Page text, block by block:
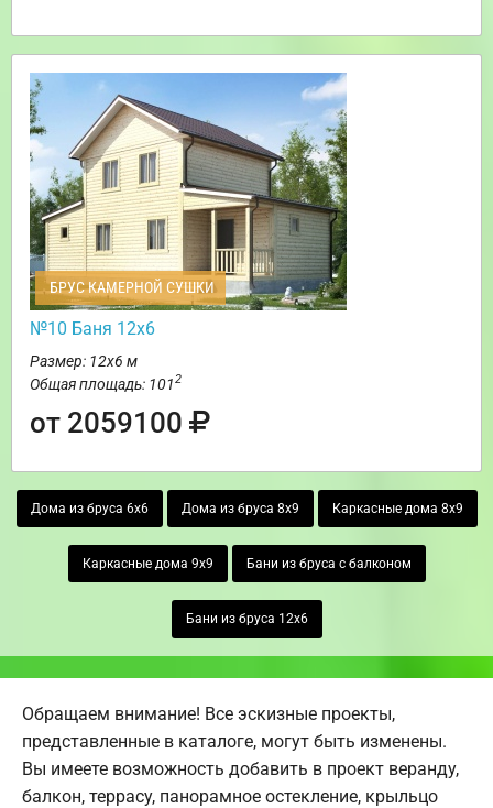
БРУС КАМЕРНОЙ СУШКИ
№10 Баня 12х6
Размер: 12х6 м
Общая площадь: 1012
от 2059100
Дома из бруса 6х6 Дома из бруса 8х9 Каркасные дома 8х9
Каркасные дома 9х9 Бани из бруса с балконом
Бани из бруса 12х6
Обращаем внимание! Все эскизные проекты,
представленные в каталоге, могут быть изменены.
Вы имеете возможность добавить в проект веранду,
балкон, террасу, панорамное остекление, крыльцо